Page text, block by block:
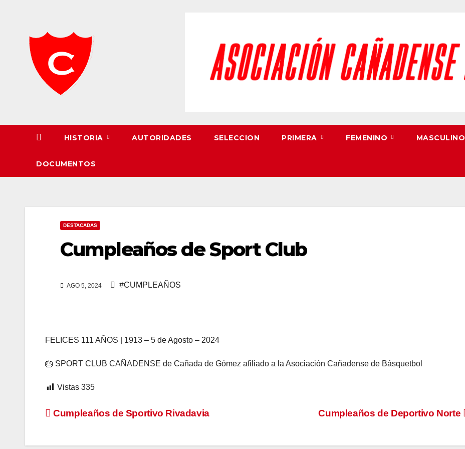
HISTORIA AUTORIDADES SELECCION PRIMERA FEMENINO MASCULINO
DOCUMENTOS
DESTACADAS
Cumpleaños de Sport Club
AGO 5, 2024 #CUMPLEAÑOS
FELICES 111 AÑOS | 1913 – 5 de Agosto – 2024
🎂 SPORT CLUB CAÑADENSE de Cañada de Gómez afiliado a la Asociación Cañadense de Básquetbol
Vistas 335
Navegación
Cumpleaños de Deportivo Norte
Cumpleaños de Sportivo Rivadavia